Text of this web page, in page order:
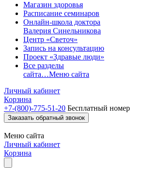
Магазин здоровья
Расписание семинаров
Онлайн-школа доктора
Валерия Синельникова
Центр «Светоч»
Запись на консультацию
Проект «Здравые люди»
Все разделы
сайта…Меню сайта
Личный кабинет
Корзина
+7-(800)-775-51-20 Бесплатный номер
Заказать обратный звонок
Меню сайта
Личный кабинет
Корзина